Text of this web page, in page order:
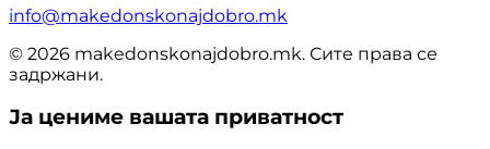
info@makedonskonajdobro.mk
© 2026 makedonskonajdobro.mk. Сите права се
задржани.
Ја цениме вашата приватност